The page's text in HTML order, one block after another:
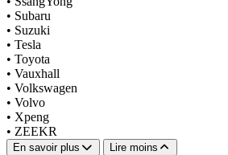
• Subaru
• Suzuki
• Tesla
• Toyota
• Vauxhall
• Volkswagen
• Volvo
• Xpeng
• ZEEKR
En savoir plus Lire moins